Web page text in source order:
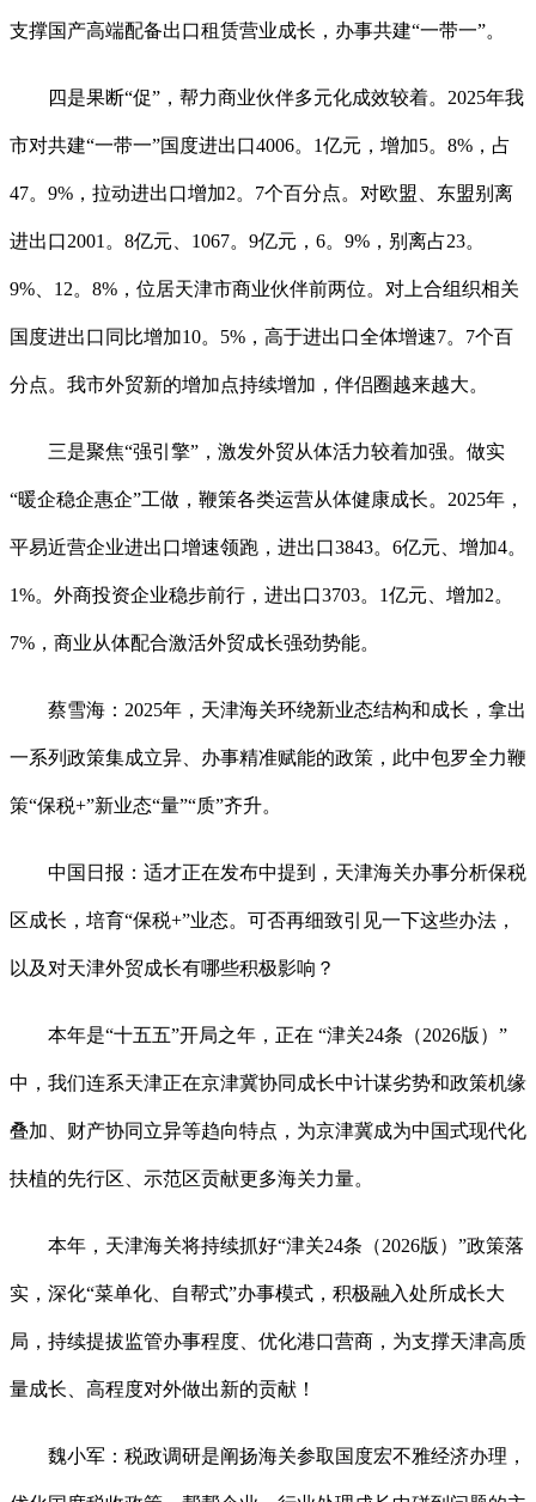
支撑国产高端配备出口租赁营业成长，办事共建“一带一”。
四是果断“促”，帮力商业伙伴多元化成效较着。2025年我
市对共建“一带一”国度进出口4006。1亿元，增加5。8%，占
47。9%，拉动进出口增加2。7个百分点。对欧盟、东盟别离
进出口2001。8亿元、1067。9亿元，6。9%，别离占23。
9%、12。8%，位居天津市商业伙伴前两位。对上合组织相关
国度进出口同比增加10。5%，高于进出口全体增速7。7个百
分点。我市外贸新的增加点持续增加，伴侣圈越来越大。
三是聚焦“强引擎”，激发外贸从体活力较着加强。做实
“暖企稳企惠企”工做，鞭策各类运营从体健康成长。2025年，
平易近营企业进出口增速领跑，进出口3843。6亿元、增加4。
1%。外商投资企业稳步前行，进出口3703。1亿元、增加2。
7%，商业从体配合激活外贸成长强劲势能。
蔡雪海：2025年，天津海关环绕新业态结构和成长，拿出
一系列政策集成立异、办事精准赋能的政策，此中包罗全力鞭
策“保税+”新业态“量”“质”齐升。
中国日报：适才正在发布中提到，天津海关办事分析保税
区成长，培育“保税+”业态。可否再细致引见一下这些办法，
以及对天津外贸成长有哪些积极影响？
本年是“十五五”开局之年，正在 “津关24条（2026版）”
中，我们连系天津正在京津冀协同成长中计谋劣势和政策机缘
叠加、财产协同立异等趋向特点，为京津冀成为中国式现代化
扶植的先行区、示范区贡献更多海关力量。
本年，天津海关将持续抓好“津关24条（2026版）”政策落
实，深化“菜单化、自帮式”办事模式，积极融入处所成长大
局，持续提拔监管办事程度、优化港口营商，为支撑天津高质
量成长、高程度对外做出新的贡献！
魏小军：税政调研是阐扬海关参取国度宏不雅经济办理，